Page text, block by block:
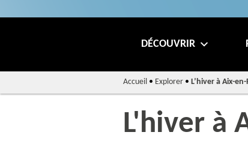
DÉCOUVRIR
Accueil • Explorer• L’hiver à Aix-
L'hiver à